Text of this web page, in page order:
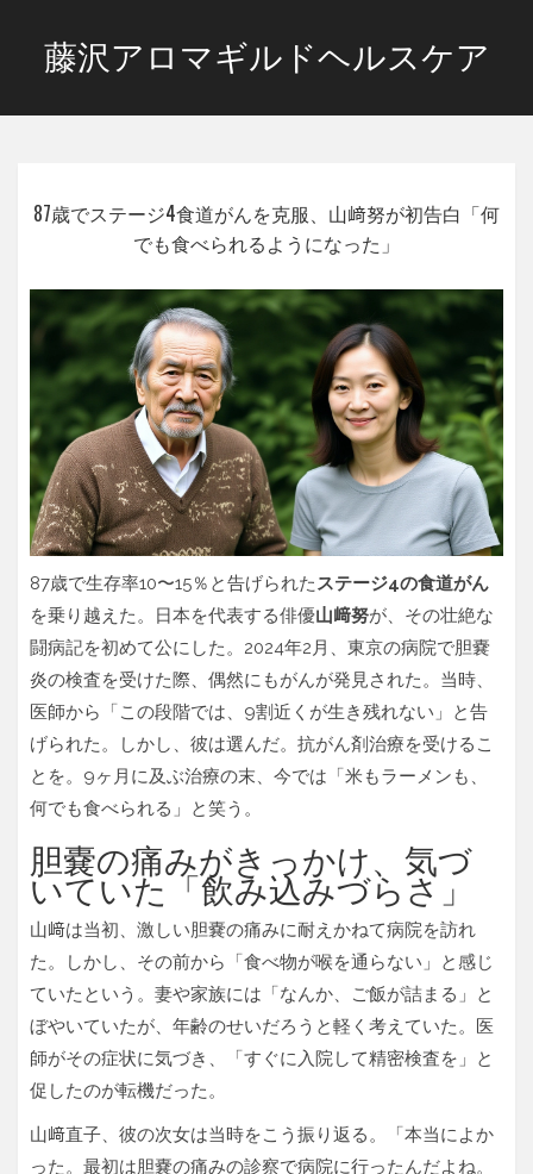
藤沢アロマギルドヘルスケア
87歳でステージ4食道がんを克服、山﨑努が初告白「何
でも食べられるようになった」
87歳で生存率10〜15％と告げられたステージ4の食道がん
を乗り越えた。日本を代表する俳優山﨑努が、その壮絶な
闘病記を初めて公にした。2024年2月、 東京の病院で胆嚢
炎の検査を受けた際、偶然にもがんが発見された。当時、
医師から「この段階では、9割近くが生き残れない」と告
げられた。しかし、彼は選んだ。抗がん剤治療を受けるこ
とを。9ヶ月に及ぶ治療の末、今では「米もラーメンも、
何でも食べられる」と笑う。
胆嚢の痛みがきっかけ、気づ
いていた「飲み込みづらさ」
山﨑は当初、激しい胆嚢の痛みに耐えかねて病院を訪れ
た。しかし、その前から「食べ物が喉を通らない」と感じ
ていたという。妻や家族には「なんか、ご飯が詰まる」と
ぼやいていたが、年齢のせいだろうと軽く考えていた。医
師がその症状に気づき、「すぐに入院して精密検査を」と
促したのが転機だった。
山﨑直子、彼の次女は当時をこう振り返る。「本当によか
った。最初は胆嚢の痛みの診察で病院に行ったんだよね。